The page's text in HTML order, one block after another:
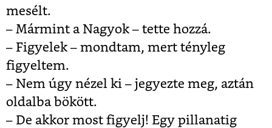
mesélt.
– Mármint a Nagyok – tette hozzá.
– Figyelek – mondtam, mert tényleg
figyeltem.
– Nem úgy nézel ki – jegyezte meg, aztán
oldalba bökött.
– De akkor most figyelj! Egy pillanatig